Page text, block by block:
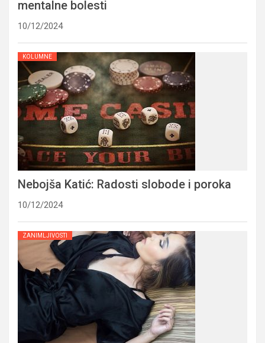
mentalne bolesti
10/12/2024
KOLUMNE
Nebojša Katić: Radosti slobode i poroka
10/12/2024
ZANIMLJIVOSTI